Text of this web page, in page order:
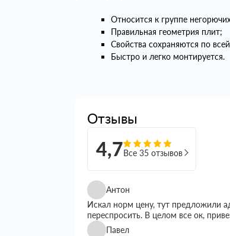
Относится к группе
Правильная геометрия плит;
Свойства сохраняются по
Быстро и легко монтируется.
Отзывы
4,7Все 35 отзывов
Антон
Искал норм цену, тут предложили
переспросить. В целом все ок,
Павел